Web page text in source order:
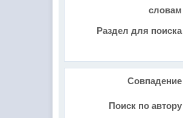
словам
Раздел для поиска
Совпадение
Поиск по автору